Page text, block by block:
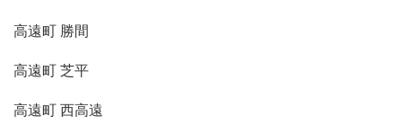
高遠町 勝間
高遠町 芝平
高遠町 西高遠